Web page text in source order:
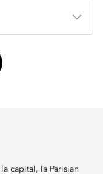
capital, la Parisian